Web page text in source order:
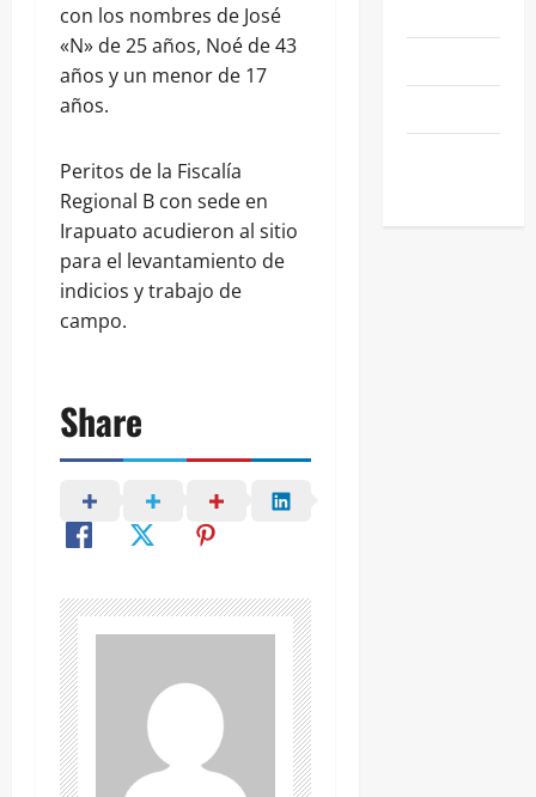
con los nombres de José
«N» de 25 años, Noé de 43
años y un menor de 17
años.
Peritos de la Fiscalía
Regional B con sede en
Irapuato acudieron al sitio
para el levantamiento de
indicios y trabajo de
campo.
Share